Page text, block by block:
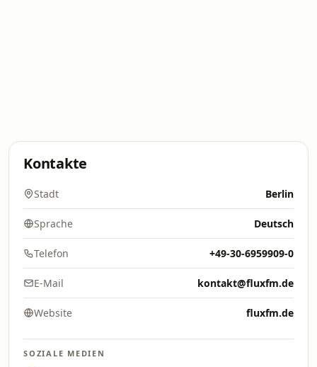
Kontakte
Stadt Berlin
Sprache Deutsch
Telefon +49-30-6959909-0
E-Mail kontakt@fluxfm.de
Website fluxfm.de
SOZIALE MEDIEN